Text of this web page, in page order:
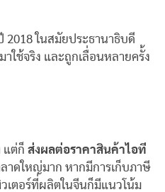
ในสมัยประธานาธิบดี
ใช้จริง และถูกเลื่อนหลายครั้ง
แต่ก็ ส่งผลต่อราคาสินค้าไอที
าดใหญ่มาก หากมีการเก็บภาษี
เตอร์ที่ผลิตในจีนก็มีแนวโน้ม